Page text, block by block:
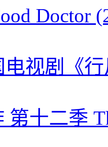
Doctor
电视剧《
十二季